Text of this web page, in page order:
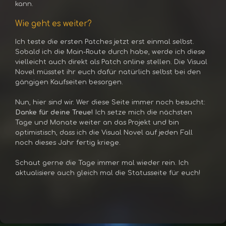
kann.
Wie geht es weiter?
Ich teste die ersten Patches jetzt erst einmal selbst.
Sobald ich die Main-Route durch habe, werde ich diese
vielleicht auch direkt als Patch online stellen. Die Visual
Novel müsstet ihr euch dafür natürlich selbst bei den
gängigen Kaufseiten besorgen.
Nun, hier sind wir. Wer diese Seite immer noch besucht:
Danke für deine Treue!
Ich setze mich die nächsten
Tage und Monate weiter an das Projekt und bin
optimistisch, dass ich die Visual Novel auf jeden Fall
noch dieses Jahr fertig kriege.
Schaut gerne die Tage immer mal wieder rein. Ich
aktualisiere auch gleich mal die Statusseite für euch!